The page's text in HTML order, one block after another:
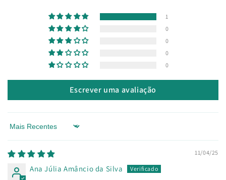
1
0
0
0
0
Escrever uma avaliação
Sort by
11/04/25
Ana Júlia Amâncio da Silva